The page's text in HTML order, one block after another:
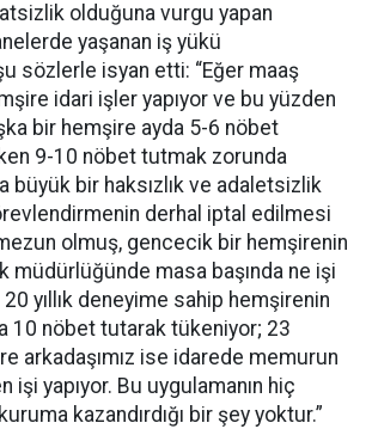
olduğuna vurgu yapan
yaşanan iş yükü
sözlerle isyan etti: “Eğer maaş
idari işler yapıyor ve bu yüzden
bir hemşire ayda 5-6 nöbet
9-10 nöbet tutmak zorunda
büyük bir haksızlık ve adaletsizlik
derhal iptal edilmesi
olmuş, gencecik bir hemşirenin
müdürlüğünde masa başında ne işi
yıllık deneyime sahip hemşirenin
10 nöbet tutarak tükeniyor; 23
arkadaşımız ise idarede memurun
işi yapıyor. Bu uygulamanın hiç
kazandırdığı bir şey yoktur.”